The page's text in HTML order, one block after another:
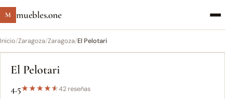
M muebles.one
Inicio/Zaragoza/Zaragoza/El Pelotari
El Pelotari
4.5★★★★★42 reseñas